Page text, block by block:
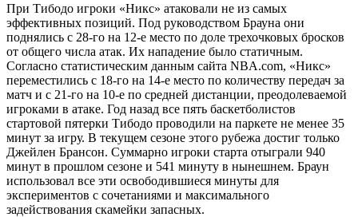
При Тибодо игроки «Никс» атаковали не из самых
эффективных позиций. Под руководством Брауна они
поднялись с 28-го на 12-е место по доле трехочковых бросков
от общего числа атак. Их нападение было статичным.
Согласно статистическим данным сайта NBA.com, «Никс»
переместились с 18-го на 14-е место по количеству передач за
матч и с 21-го на 10-е по средней дистанции, преодолеваемой
игроками в атаке. Год назад все пять баскетболистов
стартовой пятерки Тибодо проводили на паркете не менее 35
минут за игру. В текущем сезоне этого рубежа достиг только
Джейлен Брансон. Суммарно игроки старта отыграли 940
минут в прошлом сезоне и 541 минуту в нынешнем. Браун
использовал все эти освободившиеся минуты для
экспериментов с сочетаниями и максимального
задействования скамейки запасных.